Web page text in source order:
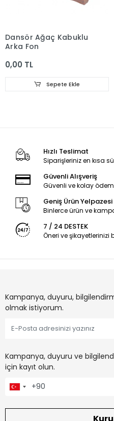
Dansör Ağaç Kabuklu
Arka Fon
0,00 TL
Sepete Ekle
Hızlı Teslimat
Siparişleriniz en kısa
Güvenli Alışveriş
Güvenli ve kolay
Geniş Ürün Yelpazesi
Binlerce ürün ve
7 / 24 DESTEK
Öneri ve şikayetlerinizi
Kampanya, duyuru,
olmak istiyorum.
Kampanya, duyuru ve
için kayıt olun.